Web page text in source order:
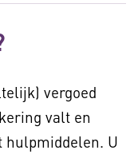
vergoed
valt en
hulpmiddelen. U